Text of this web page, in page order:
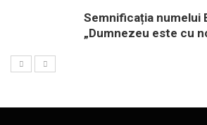
Semnificația numelui
„Dumnezeu este cu